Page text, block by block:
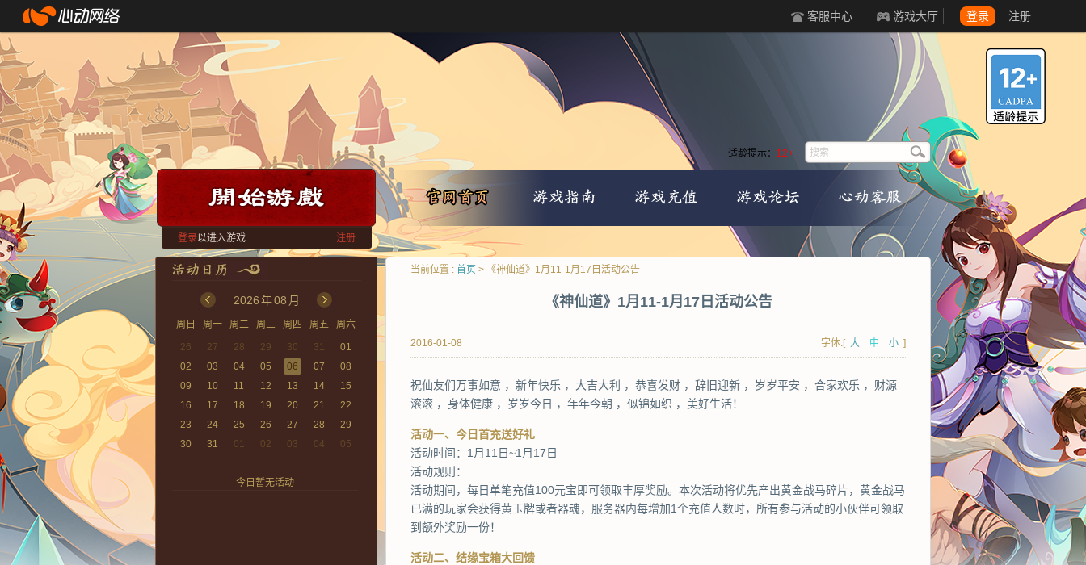
客服中心 游戏大厅 登录 注册
登录以进入游戏 注册
适龄提示： 12+
2026年08 月
周日 周一 周二 周三 周四 周五
周六
26
27 28 29 30 31
01
02
03 04 05 06 07
08
09
10 11 12 13 14
15
16
17 18 19 20 21
22
23
24 25 26 27 28
29
30
31 01 02 03 04 05
今日暂无活动
当前位置 : 首页 > 《神仙道》1月11-1月17日活动公告
《神仙道》1月11-1月17日活动公告
2016-01-08 字体:[ 大 中 小 ]
祝仙友们万事如意 ，新年快乐 ，大吉大利 ，恭喜发财 ，辞旧迎新 ，岁岁平安 ，合家欢乐 ，财源
滚滚 ，身体健康 ，岁岁今日 ，年年今朝 ，似锦如织 ，美好生活！
活动一、今日首充送好礼
活动时间：1月11日~1月17日
活动规则：
活动期间，每日单笔充值100元宝即可领取丰厚奖励。本次活动将优先产出黄金战马碎片，黄金战马
已满的玩家会获得黄玉牌或者器魂，服务器内每增加1个充值人数时，所有参与活动的小伙伴可领取
到额外奖励一份！
活动二、结缘宝箱大回馈